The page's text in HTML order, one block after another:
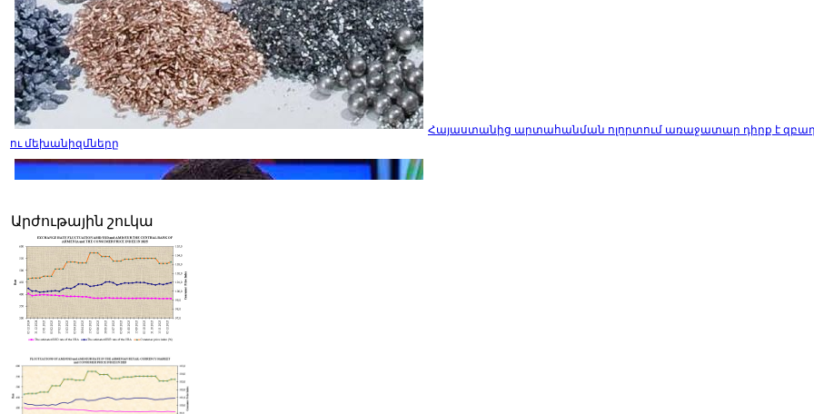
Հայաստանից արտահանման ոլորտում առաջատար դիրք է
ու մեխանիզմները
Արժութային շուկա